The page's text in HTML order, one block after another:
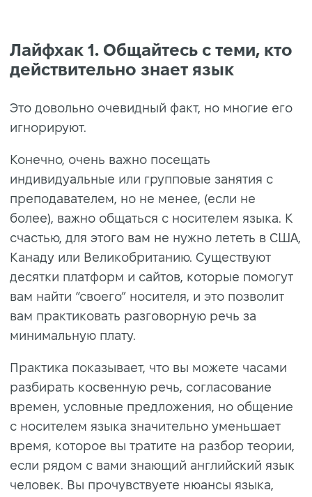
Лайфхак 1. Общайтесь с теми, кто
действительно знает язык
Это довольно очевидный факт, но многие его
игнорируют.
Конечно, очень важно посещать
индивидуальные или групповые занятия с
преподавателем, но не менее, (если не
более), важно общаться с носителем языка. К
счастью, для этого вам не нужно лететь в США,
Канаду или Великобританию. Существуют
десятки платформ и сайтов, которые помогут
вам найти “своего” носителя, и это позволит
вам практиковать разговорную речь за
минимальную плату.
Практика показывает, что вы можете часами
разбирать косвенную речь, согласование
времен, условные предложения, но общение
с носителем языка значительно уменьшает
время, которое вы тратите на разбор теории,
если рядом с вами знающий английский язык
человек. Вы прочувствуете нюансы языка,